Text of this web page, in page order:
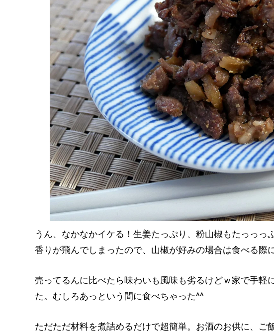
うん、なかなかイケる！生姜たっぷり、粉山椒もたっっ
香りが飛んでしまったので、山椒が好みの場合は食べる際
売ってるんに比べたら味わいも風味も劣るけどｗ家で手軽
た。むしろあっという間に食べちゃった^^
ただただ材料を煮詰めるだけで超簡単。お酒のお供に、ご